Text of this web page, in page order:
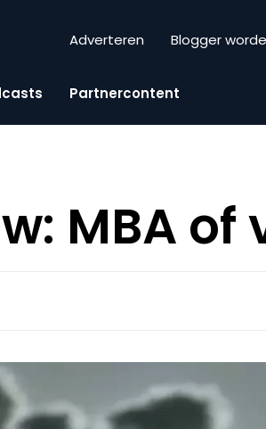
Adverteren Blogger
Partnercontent
MBA of